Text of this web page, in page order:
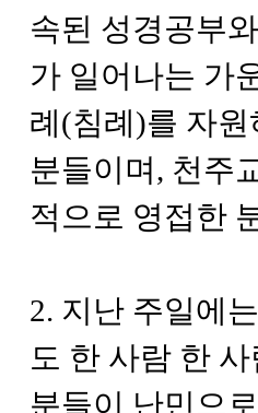
속된 성경공부
가 일어나는 가
례(침례)를 자
분들이며, 천주
적으로 영접한
2. 지난 주일에
도 한 사람 한
분들이 난민으